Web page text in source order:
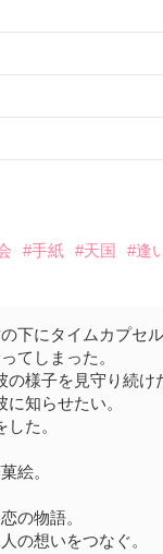
#手紙 #天国
#逢
下にタイムカプセル
てしまった。
様子を見守り続け
知らせたい。
た。
絵。
の物語。
の想いをつなぐ。